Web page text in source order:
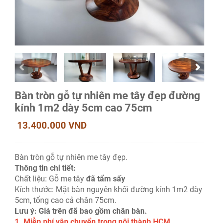
Bàn tròn gỗ tự nhiên me tây đẹp đường
kính 1m2 dày 5cm cao 75cm
13.400.000 VND
Bàn tròn gỗ tự nhiên me tây đẹp.
Thông tin chi tiết:
Chất liệu: Gỗ me tây đã tẩm sấy
Kích thước: Mặt bàn nguyên khối đường kính 1m2 dày
5cm, tổng cao cả chân 75cm.
Lưu ý: Giá trên đã bao gồm chân bàn.